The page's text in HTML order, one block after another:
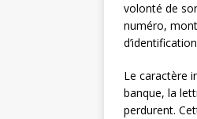
volonté de
numéro,
Le caractère
banque, la
perdurent.